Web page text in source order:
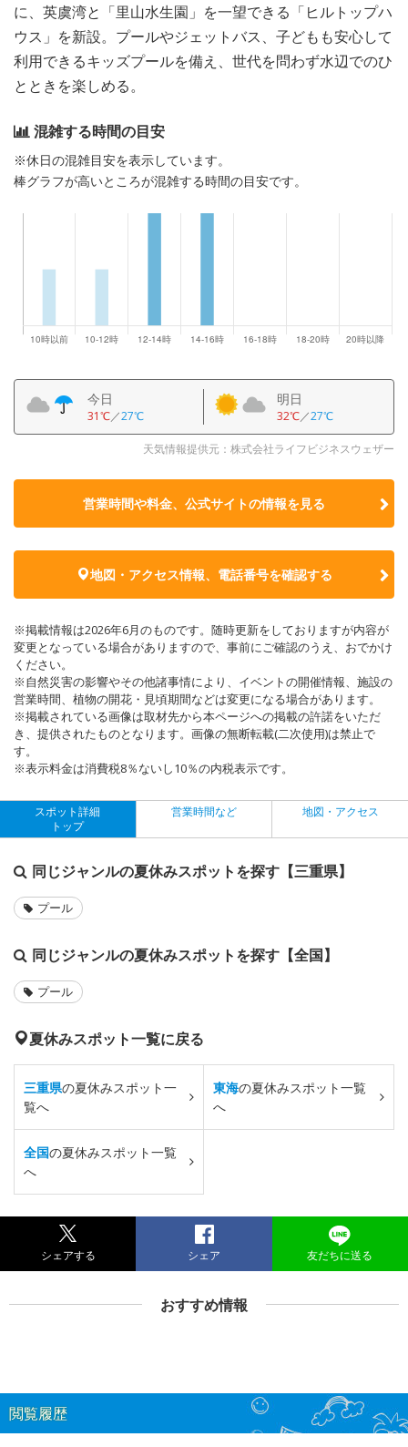
に、英虞湾と「里山水生園」を一望できる「ヒルトップハ
ウス」を新設。プールやジェットバス、子どもも安心して
利用できるキッズプールを備え、世代を問わず水辺でのひ
とときを楽しめる。
混雑する時間の目安
※休日の混雑目安を表示しています。
棒グラフが高いところが混雑する時間の目安です。
今日
31℃／27℃
明日
32℃／27℃
天気情報提供元：株式会社ライフビジネスウェザー
営業時間や料金、公式サイトの情報を見る
地図・アクセス情報、電話番号を確認する
※掲載情報は2026年6月のものです。随時更新をしておりますが内容が
変更となっている場合がありますので、事前にご確認のうえ、おでかけ
ください。
※自然災害の影響やその他諸事情により、イベントの開催情報、施設の
営業時間、植物の開花・見頃期間などは変更になる場合があります。
※掲載されている画像は取材先から本ページへの掲載の許諾をいただ
き、提供されたものとなります。画像の無断転載(二次使用)は禁止で
す。
※表示料金は消費税8％ないし10％の内税表示です。
スポット詳細
トップ
営業時間など 地図・アクセス
同じジャンルの夏休みスポットを探す【三重県】
プール
同じジャンルの夏休みスポットを探す【全国】
プール
夏休みスポット一覧に戻る
三重県の夏休みスポット一
覧へ
東海の夏休みスポット一覧
へ
全国の夏休みスポット一覧
へ
シェアする シェア 友だちに送る
おすすめ情報
閲覧履歴